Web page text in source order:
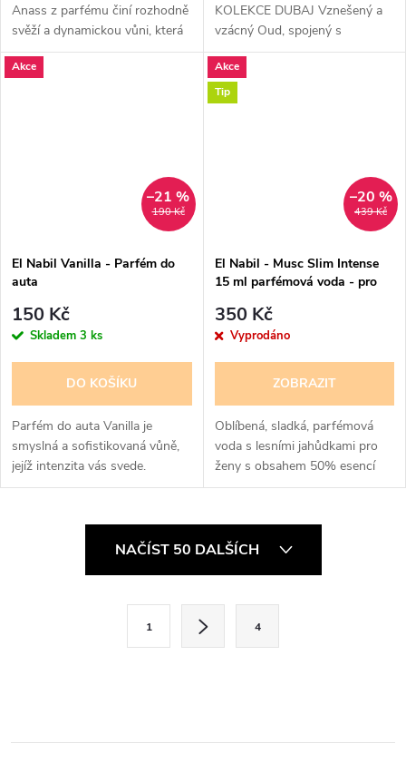
Anass z parfému činí rozhodně
svěží a dynamickou vůni, která
se pak prosazuje díky
kořeněným tónům s
KOLEKCE DUBAJ Vznešený a
vzácný Oud, spojený s
ušlechtilou a sofistikovanou
ambrou. Najdete v ní i sladkost
vanilky a teplo čokolády, je
Akce
190 Kč
–21 %
El Nabil Vanilla - Parfém do
auta
150 Kč
Skladem 3 ks
DO KOŠÍKU
Parfém do auta Vanilla je
smyslná a sofistikovaná vůně,
jejíž intenzita vás svede.
Akce
Tip
439 Kč
–20 %
El Nabil - Musc Slim Intense
15 ml parfémová voda - pro
poškozená krabička
350 Kč
Vyprodáno
ZOBRAZIT
Oblíbená, sladká, parfémová
voda s lesními jahůdkami pro
ženy s obsahem 50% esencí
NAČÍST 50 DALŠÍCH
k
1 4